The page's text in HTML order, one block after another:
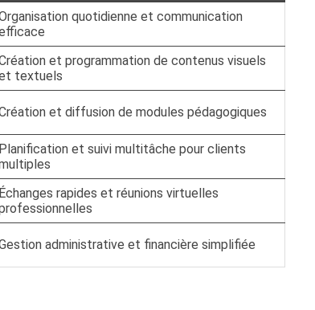
quotidienne et communication
et programmation de contenus visuels
textuels
et diffusion de modules pédagogiques
Planification et suivi multitâche pour clients
Échanges rapides et réunions virtuelles
administrative et financière simplifiée